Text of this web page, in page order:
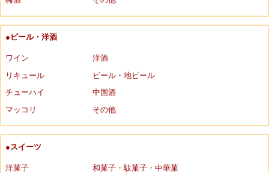
●ビール・洋酒
ワイン
洋酒
リキュール
ビール・地ビール
チューハイ
中国酒
マッコリ
その他
●スイーツ
洋菓子
和菓子・駄菓子・中華菓